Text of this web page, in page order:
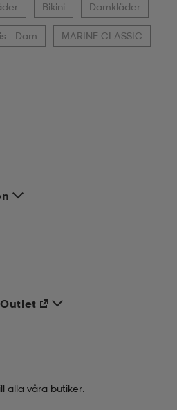
Bikini Damkläder
- Dam MARINE CLASSIC
alla våra butiker.